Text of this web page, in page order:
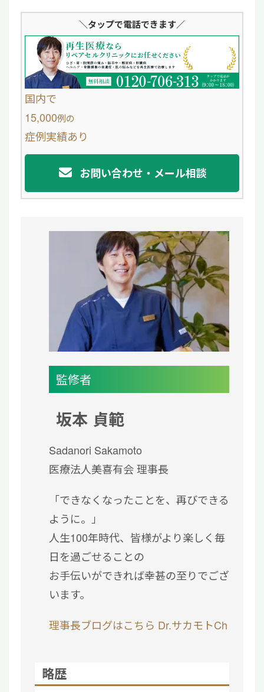
n
e
c
e
b
o
＼タップで電話できます／
国内で
15,000例の
症例実績あり
お問い合わせ・メール相談
監修者
坂本 貞範
Sadanori Sakamoto
医療法人美喜有会 理事長
「できなくなったことを、再びできる
ように。」
人生100年時代、皆様がより楽しく毎
日を過ごせることの
お手伝いができれば幸甚の至りでござ
います。
理事長ブログはこちら Dr.サカモトCh
略歴